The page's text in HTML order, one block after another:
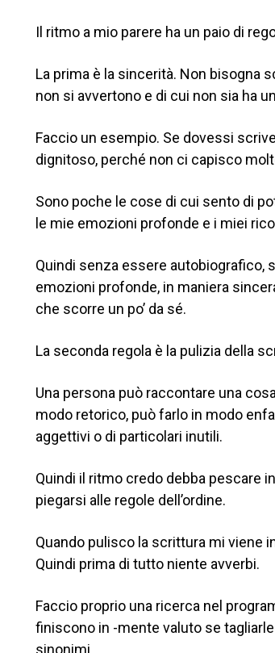
Il ritmo a mio parere ha un paio di
La prima è la sincerità. Non bisogna
non si avvertono e di cui non sia ha
Faccio un esempio. Se dovessi
dignitoso, perché non ci capisco
Sono poche le cose di cui sento di
le mie emozioni profonde e i miei
Quindi senza essere autobiografico,
emozioni profonde, in maniera
che scorre un po’ da sé.
La seconda regola è la pulizia della
Una persona può raccontare una
modo retorico, può farlo in modo
aggettivi o di particolari inutili.
Quindi il ritmo credo debba pescare
piegarsi alle regole dell’ordine.
Quando pulisco la scrittura mi viene
Quindi prima di tutto niente avverbi.
Faccio proprio una ricerca nel
finiscono in -mente valuto se
sinonimi.